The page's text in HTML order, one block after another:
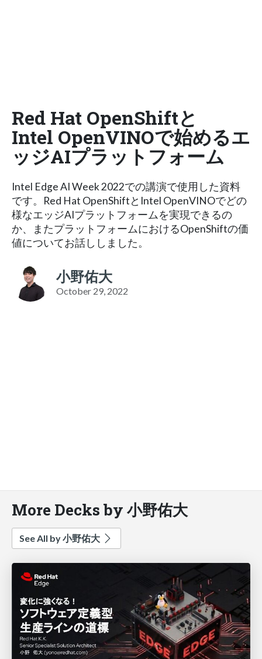
Red Hat OpenShiftと
Intel OpenVINOで始めるエ
ッジAIプラットフォーム
Intel Edge AI Week 2022での講演で使用した資料
です。Red Hat OpenShiftとIntel OpenVINOでどの
様なエッジAIプラットフォームを実現できるの
か、またプラットフォームにおけるOpenShiftの価
値についてお話ししました。
小野佑大
October 29, 2022
More Decks by 小野佑大
See All by 小野佑大